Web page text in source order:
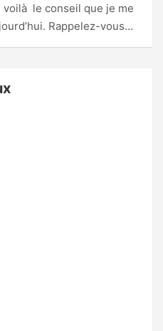
voilà le conseil que je me
Rappelez-vous…